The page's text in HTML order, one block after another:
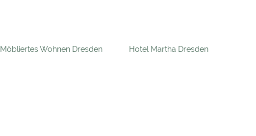
Möbliertes Wohnen Dresden Hotel Martha Dresden